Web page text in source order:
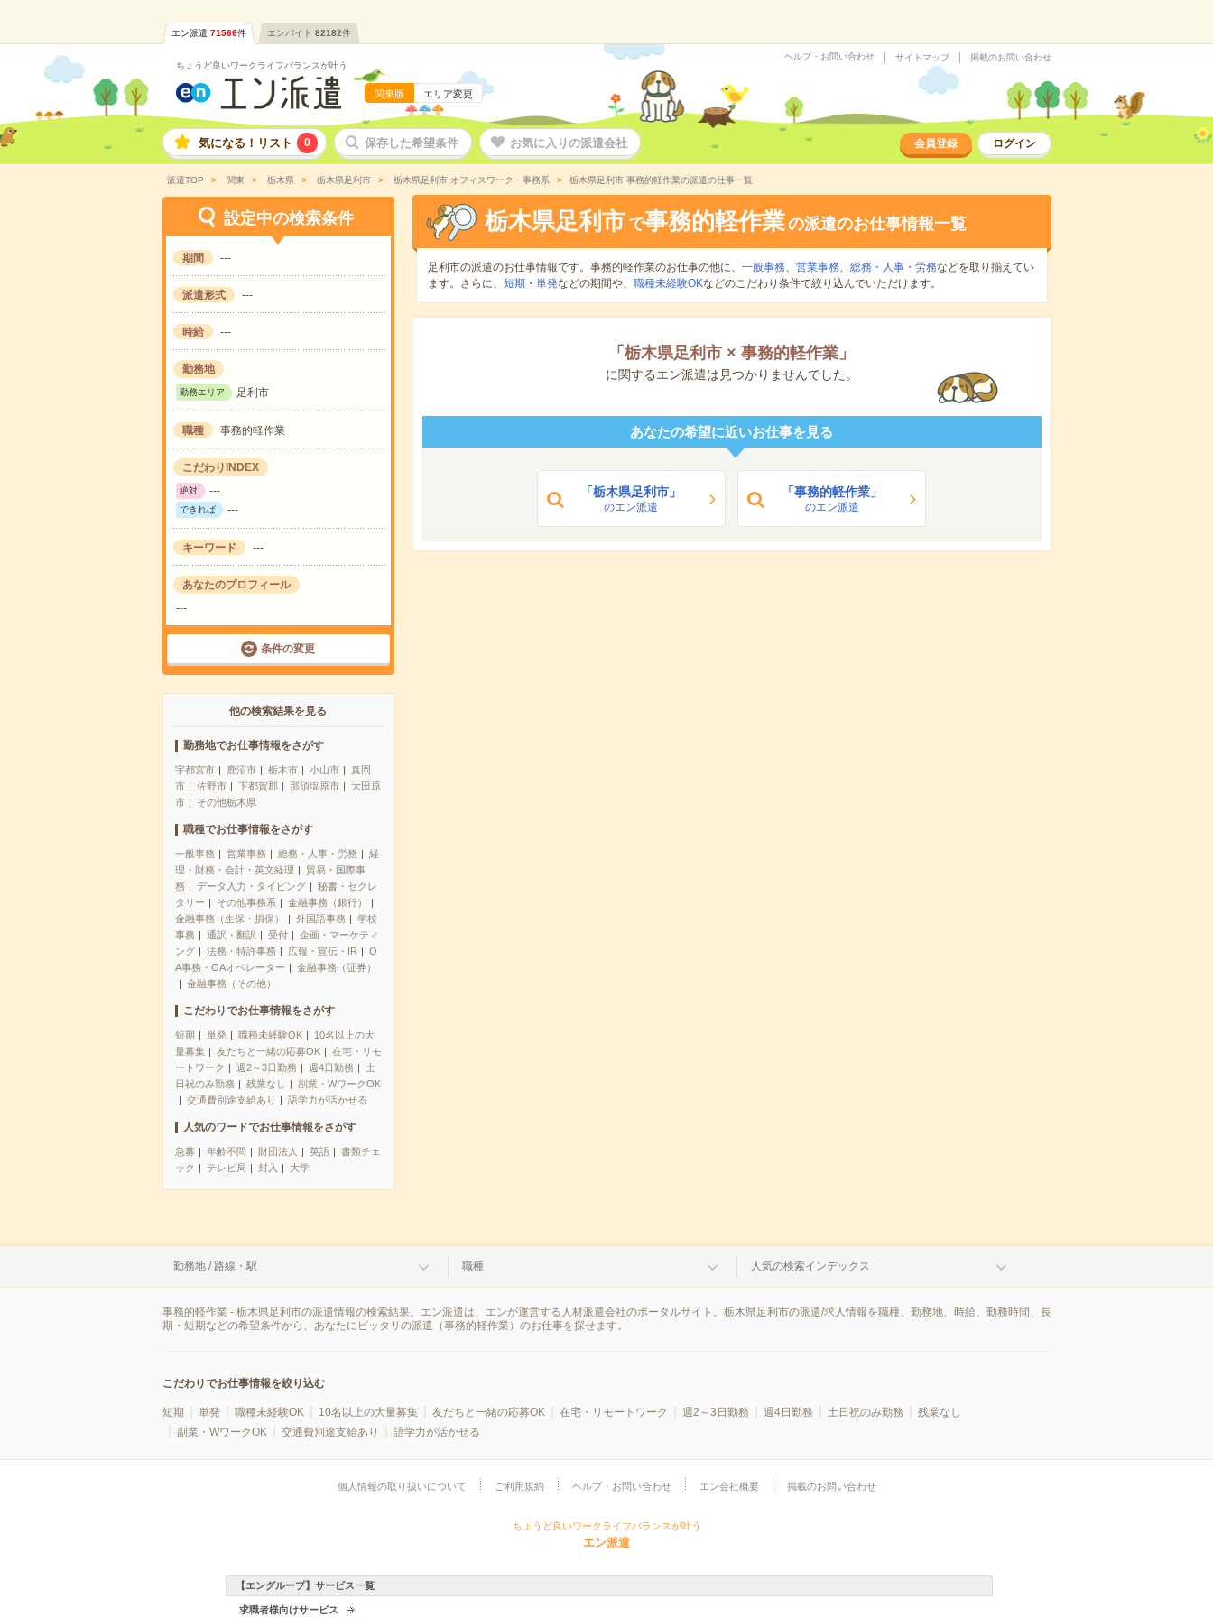
エン派遣 71566件 エンバイト 82182件
ちょうど良いワークライフバランスが叶う
関東版 エリア変更
ヘルプ・お問い合わせ サイトマップ 掲載のお問い合わせ
気になる！リスト 0 保存した希望条件 お気に入りの派遣会社 会員登録 ログイン
派遣TOP 関東 栃木県 栃木県足利市 栃木県足利市 オフィスワーク・事務系 栃木県足利市 事務的軽作業の派遣の仕事一覧
設定中の検索条件
期間 ---
派遣形式 ---
時給 ---
勤務地
勤務エリア 足利市
職種 事務的軽作業
こだわりINDEX
絶対 ---
できれば ---
キーワード ---
あなたのプロフィール
---
条件の変更
他の検索結果を見る
勤務地でお仕事情報をさがす
宇都宮市 鹿沼市 栃木市 小山市
真岡
市
佐野市 下都賀郡 那須塩原市
大田原
市
その他栃木県
職種でお仕事情報をさがす
一般事務 営業事務 総務・人事・労務
経
理・財務・会計・英文経理
貿易・国際事
務
データ入力・タイピング
秘書・セクレ
タリー
その他事務系
金融事務（銀行）
金融事務（生保・損保）
外国語事務
学校
事務
通訳・翻訳 受付
企画・マーケティ
ング
法務・特許事務 広報・宣伝・IR
O
A事務・OAオペレーター
金融事務（証券）
金融事務（その他）
こだわりでお仕事情報をさがす
短期 単発 職種未経験OK
10名以上の大
量募集
友だちと一緒の応募OK
在宅・リモ
ートワーク
週2～3日勤務 週4日勤務
土
日祝のみ勤務
残業なし
副業・WワークOK
交通費別途支給あり
語学力が活かせる
人気のワードでお仕事情報をさがす
急募 年齢不問 財団法人 英語
書類チェ
ック
テレビ局 封入 大学
栃木県足利市 で事務的軽作業の派遣のお仕事情報一覧
足利市の派遣のお仕事情報です。事務的軽作業のお仕事の他に、 一般事務、 営業事務、 総務・人事・労務などを取り揃えてい
ます。さらに、 短期 ・ 単発などの期間や、 職種未経験OKなどのこだわり条件で絞り込んでいただけます。
「 栃木県足利市 × 事務的軽作業 」
に関するエン派遣は見つかりませんでした。
あなたの希望に近いお仕事を見る
「栃木県足利市」
のエン派遣
「事務的軽作業」
のエン派遣
勤務地 / 路線・駅 職種 人気の検索インデックス
事務的軽作業 - 栃木県足利市の派遣情報の検索結果。エン派遣は、エンが運営する人材派遣会社のポータルサイト。栃木県足利市の派遣/求人情報を職種、勤務地、時給、勤務時間、長
期・短期などの希望条件から、あなたにピッタリの派遣（事務的軽作業）のお仕事を探せます。
こだわりでお仕事情報を絞り込む
短期 単発 職種未経験OK 10名以上の大量募集 友だちと一緒の応募OK 在宅・リモートワーク 週2～3日勤務 週4日勤務 土日祝のみ勤務
残業なし
副業・WワークOK
交通費別途支給あり 語学力が活かせる
個人情報の取り扱いについて ご利用規約 ヘルプ・お問い合わせ エン会社概要 掲載のお問い合わせ
ちょうど良いワークライフバランスが叶う
エン派遣
【エングループ】サービス一覧
求職者様向けサービス